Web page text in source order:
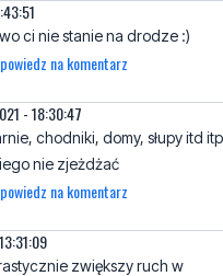
- 18:30:47
chodniki, domy, słupy itd
na komentarz
zwiększy ruch w
jest bliżej jeśli zjeżdżasz
Szemud będzie z